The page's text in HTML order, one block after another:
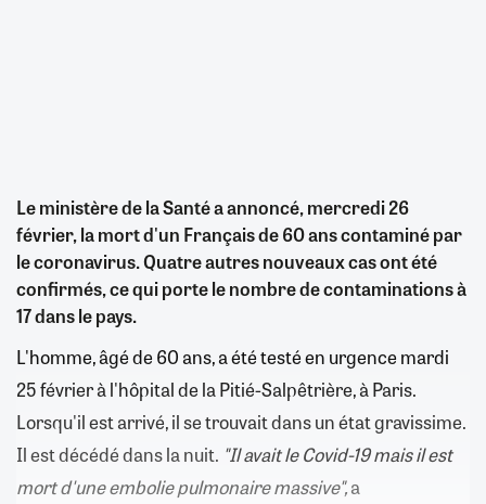
Le ministère de la Santé a annoncé, mercredi 26
février, la mort d'un Français de 60 ans contaminé par
le coronavirus. Quatre autres nouveaux cas ont été
confirmés, ce qui porte le nombre de contaminations à
17 dans le pays.
L'homme, âgé de 60 ans, a été testé en urgence mardi
25 février à l'hôpital de la Pitié-Salpêtrière, à Paris.
Lorsqu'il est arrivé, il se trouvait dans un état gravissime.
Il est décédé dans la nuit. "Il avait le Covid-19 mais il est
mort d'une embolie pulmonaire massive",a